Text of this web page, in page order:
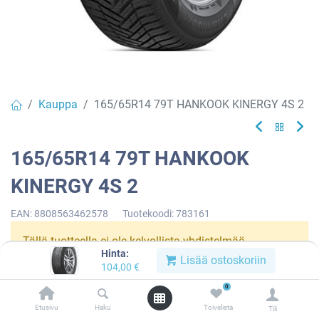
Hinta:
104,00 € Lisää ostoskoriin
Etusivu Haku
0
Toivelista Tili
Kauppa 165/65R14 79T HANKOOK KINERGY 4S 2
165/65R14 79T HANKOOK
KINERGY 4S 2
EAN: 8808563462578 Tuotekoodi:783161
Tällä tuotteella ei ole kelvollista yhdistelmää.
HANKOOK